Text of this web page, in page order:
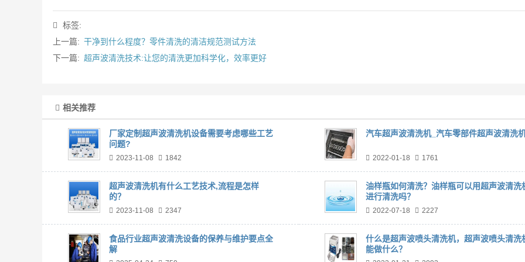
标签:
上一篇: 干净到什么程度？零件清洗的清洁规范测试方法
下一篇: 超声波清洗技术:让您的清洗更加科学化，效率更好
相关推荐
厂家定制超声波清洗机设备需要考虑哪些工艺
问题?
2023-11-08 1842
汽车超声波清洗机_汽车零部件超声波清洗
2022-01-18 1761
超声波清洗机有什么工艺技术,流程是怎样
的？
2023-11-08 2347
油样瓶如何清洗？油样瓶可以用超声波清洗
进行清洗吗？
2022-07-18 2227
食品行业超声波清洗设备的保养与维护要点全
解
什么是超声波喷头清洗机，超声波喷头清洗
能做什么？